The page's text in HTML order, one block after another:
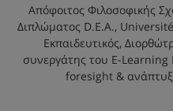
Απόφοιτος Φιλοσοφικής
Διπλώματος D.E.A.,
Εκπαιδευτικός,
συνεργάτης του E-
foresight &